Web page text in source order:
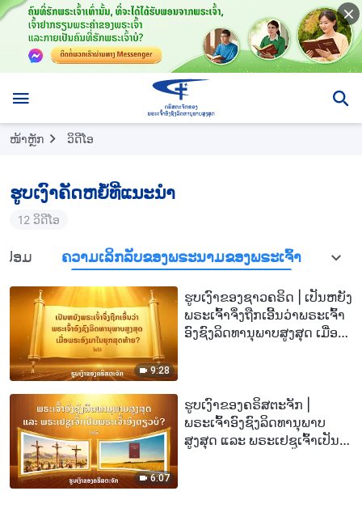
ໜ້າຫຼັກ ​ວິ​ດີ​ໂອ
ຮູບເງົາຄັດຫຍໍ້ທີ່ແນະນໍາ
12 ວິດີໂອ
ປອມ ຄວາມເລິກລັບຂອງພຣະນາມຂອງພຣະເຈົ້າ ອື່ນໆ
9:28
ຮູບເງົາຂອງຊາວຄຣິດ | ເປັນຫຍັງ
ພຣະເຈົ້າຈຶ່ງຖືກເອີ້ນວ່າພຣະເຈົ້າ
ອົງຊົງລິດທານຸພາບສູງສຸດ ເມື່ອ
6:07
ຮູບເງົາຂອງຄຣິສຕະຈັກ |
ພຣະເຈົ້າອົງຊົງລິດທານຸພາບ
ສູງສຸດ ແລະ ພຣະເຢຊູເຈົ້າເປັນ